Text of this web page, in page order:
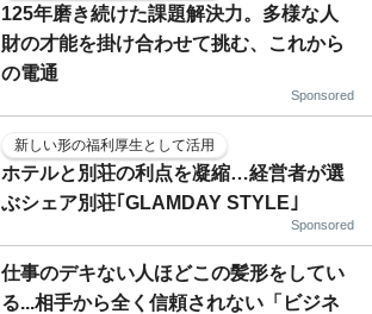
125年磨き続けた課題解決力。多様な人
財の才能を掛け合わせて挑む、これから
の電通
Sponsored
新しい形の福利厚生として活用
ホテルと別荘の利点を凝縮…経営者が選
ぶシェア別荘｢GLAMDAY STYLE｣
Sponsored
仕事のデキない人ほどこの髪形をしてい
る...相手から全く信頼されない「ビジネ